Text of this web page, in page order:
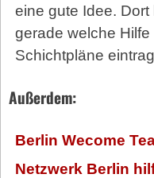
eine gute Idee.
gerade welche
Schichtpläne
Außerdem:
Berlin Wecome
Netzwerk Berlin